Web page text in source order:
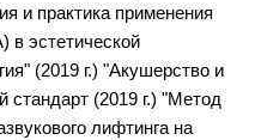
и практика применения
в эстетической
(2019 г.) "Акушерство и
стандарт (2019 г.) "Метод
лифтинга на